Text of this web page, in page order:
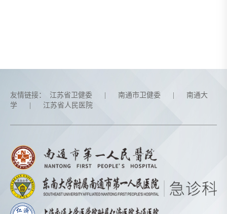
友情链接： 江苏省卫健委 南通市卫健委
南通大
学
江苏省人民医院